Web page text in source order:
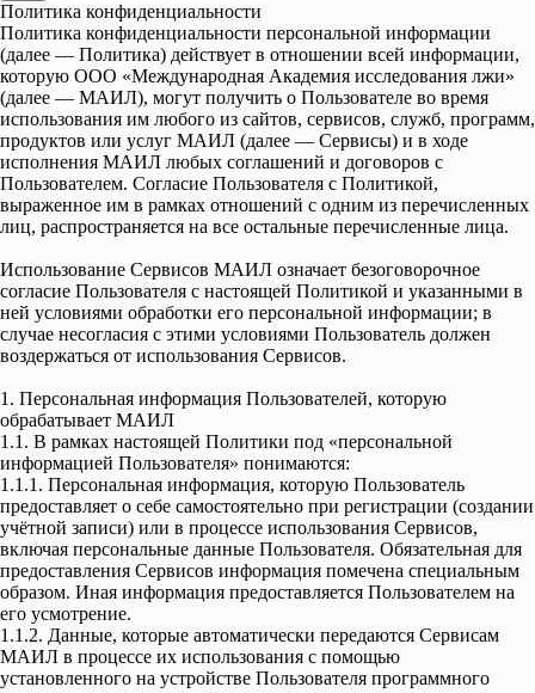
Политика конфиденциальности
Политика конфиденциальности персональной информации
(далее — Политика) действует в отношении всей информации,
которую ООО «Международная Академия исследования лжи»
(далее — МАИЛ), могут получить о Пользователе во время
использования им любого из сайтов, сервисов, служб, программ,
продуктов или услуг МАИЛ (далее — Сервисы) и в ходе
исполнения МАИЛ любых соглашений и договоров с
Пользователем. Согласие Пользователя с Политикой,
выраженное им в рамках отношений с одним из перечисленных
лиц, распространяется на все остальные перечисленные лица.
Использование Сервисов МАИЛ означает безоговорочное
согласие Пользователя с настоящей Политикой и указанными в
ней условиями обработки его персональной информации; в
случае несогласия с этими условиями Пользователь должен
воздержаться от использования Сервисов.
1. Персональная информация Пользователей, которую
обрабатывает МАИЛ
1.1. В рамках настоящей Политики под «персональной
информацией Пользователя» понимаются:
1.1.1. Персональная информация, которую Пользователь
предоставляет о себе самостоятельно при регистрации (создании
учётной записи) или в процессе использования Сервисов,
включая персональные данные Пользователя. Обязательная для
предоставления Сервисов информация помечена специальным
образом. Иная информация предоставляется Пользователем на
его усмотрение.
1.1.2. Данные, которые автоматически передаются Сервисам
МАИЛ в процессе их использования с помощью
установленного на устройстве Пользователя программного